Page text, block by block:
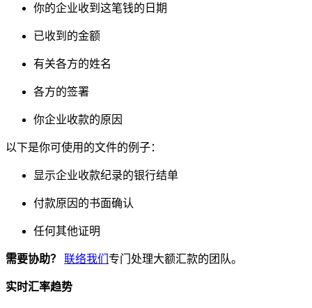
你的企业收到这笔钱的日期
已收到的金额
有关各方的姓名
各方的签署
你企业收款的原因
以下是你可使用的文件的例子：
显示企业收款纪录的银行结单
付款原因的书面确认
任何其他证明
需要协助？ 联络我们 专门处理大额汇款的团队。
实时汇率趋势